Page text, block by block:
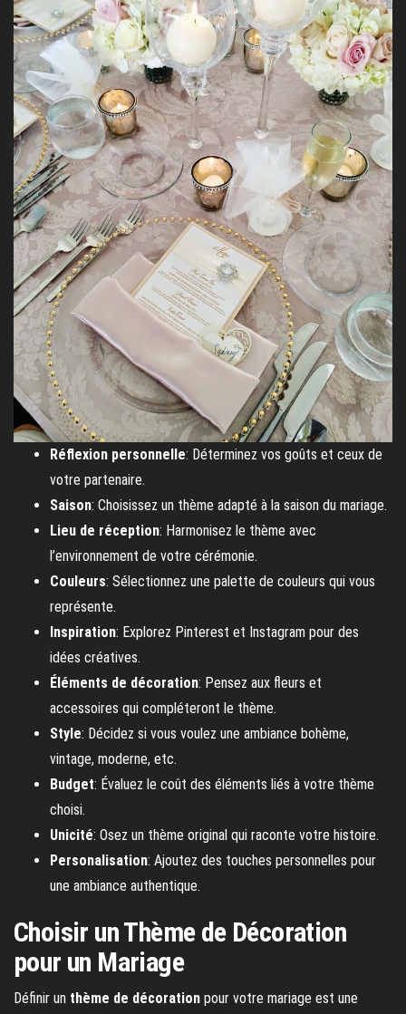
Réflexion personnelle: Déterminez vos goûts et ceux de
votre partenaire.
Saison: Choisissez un thème adapté à la saison du mariage.
Lieu de réception: Harmonisez le thème avec
l’environnement de votre cérémonie.
Couleurs: Sélectionnez une palette de couleurs qui vous
représente.
Inspiration: Explorez Pinterest et Instagram pour des
idées créatives.
Éléments de décoration: Pensez aux fleurs et
accessoires qui compléteront le thème.
Style: Décidez si vous voulez une ambiance bohème,
vintage, moderne, etc.
Budget: Évaluez le coût des éléments liés à votre thème
choisi.
Unicité: Osez un thème original qui raconte votre histoire.
Personalisation: Ajoutez des touches personnelles pour
une ambiance authentique.
Choisir un Thème de Décoration
pour un Mariage
Définir un thème de décoration pour votre mariage est une